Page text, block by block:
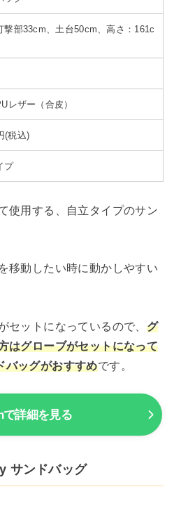
撃部33cm、土台50cm、高さ：161c
レザー（合皮）
(税込)
プ
使用する、自立タイプのサン
移動したい時に動かしやすい
セットになっているので、 グ
はグローブがセットになって
ッグがおすすめです。
で詳細を見る
サンドバッグ